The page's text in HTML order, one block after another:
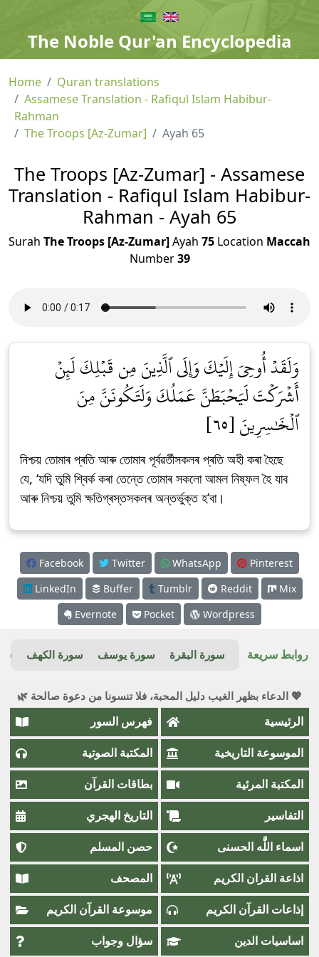
The Noble Qur'an Encyclopedia
Home
Quran translations
Assamese Translation - Rafiqul Islam Habibur-
Rahman
The Troops [Az-Zumar]
Ayah 65
The Troops [Az-Zumar] - Assamese
Translation - Rafiqul Islam Habibur-
Rahman - Ayah 65
Surah The Troops [Az-Zumar]Ayah 75 Location Maccah
Number39
وَلَقَدۡ أُوحِيَ إِلَيۡكَ وَإِلَى ٱلَّذِينَ مِن قَبۡلِكَ لَئِنۡ
أَشۡرَكۡتَ لَيَحۡبَطَنَّ عَمَلُكَ وَلَتَكُونَنَّ مِنَ
ٱلۡخَٰسِرِينَ [٦٥]
নিশ্চয় তোমাৰ প্ৰতি আৰু তোমাৰ পূৰ্বৱৰ্তীসকলৰ প্ৰতি অহী কৰা হৈছে
যে, ‘যদি তুমি শ্বিৰ্ক কৰা তেন্তে তোমাৰ সকলো আমল নিষ্ফল হৈ যাব
আৰু নিশ্চয় তুমি ক্ষতিগ্ৰস্তসকলৰ অন্তৰ্ভুক্ত হ’বা।
Facebook Twitter WhatsApp
Pinterest
LinkedIn
Buffer Tumblr Reddit
Mix
Evernote
Pocket Wordpress
روابط سريعة سورة البقرة سورة يوسف سورة الكهف
💖 الدعاء بظهر الغيب دليل المحبة، فلا تنسونا من دعوة صالحة 🌿
الرئيسية فهرس السور
الموسوعة التاريخية المكتبة الصوتية
المكتبة المرئية بطاقات القرآن
التفاسير التاريخ الهجري
اسماء اللَّٰه الحسنى حصن المسلم
اذاعة القران الكريم المصحف
إذاعات القرآن الكريم موسوعة القرآن الكريم
اساسيات الدين سؤال وجواب